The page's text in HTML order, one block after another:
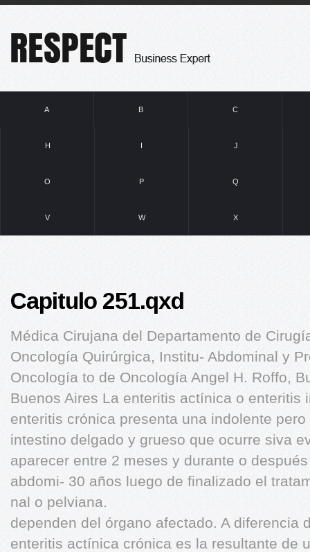
A B C
H I J
O P Q
V W X
Capitulo 251.qxd
Médica Cirujana del Departamento de
Oncología Quirúrgica, Institu- Abdominal y
Oncología to de Oncología Angel H. Roffo,
Buenos Aires La enteritis actínica o enteritis
enteritis crónica presenta una indolente
intestino delgado y grueso que ocurre siva
aparecer entre 2 meses y durante o
abdomi- 30 años luego de finalizado el
nal o pelviana.
dependen del órgano afectado. A diferencia
enteritis actínica crónica es la resultante de